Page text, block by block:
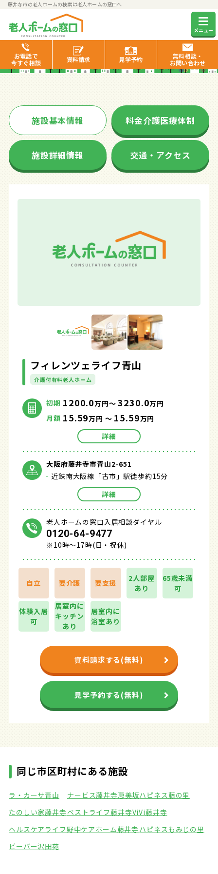
藤井寺市の老人ホームの検索は老人ホームの窓口へ
メニュー
お電話で
今すぐ相談
資料請求 見学予約
無料相談・
お問い合わせ
フィレンツェライフ青山
施設基本情報 料金介護医療体制
施設詳細情報 交通・アクセス
フィレンツェライフ青山
介護付有料老人ホーム
初期 1200.0万円～3230.0万円
月額 15.59万円 ～ 15.59万円
詳細
大阪府藤井寺市青山2-651
近鉄南大阪線「古市」駅徒歩約15分
詳細
老人ホームの窓口入居相談ダイヤル
0120-64-9477
※10時～17時(日・祝休)
自立 要介護 要支援
2人部屋
あり
65歳未満
可
体験入居
可
居室内に
キッチン
あり
居室内に
浴室あり
資料請求する(無料)
見学予約する(無料)
同じ市区町村にある施設
ラ・カーサ青山 ナービス藤井寺恵美坂ハピネス藤の里
たのしい家藤井寺ベストライフ藤井寺ViVi藤井寺
ヘルスケアライフ野中ケアホーム藤井寺ハピネスもみじの里
ビーバー沢田苑